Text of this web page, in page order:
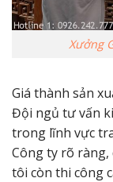
Xưởng
Giá thành sản
Đội ngủ tư vấn
trong lĩnh vực
Công ty rõ
tôi còn thi công